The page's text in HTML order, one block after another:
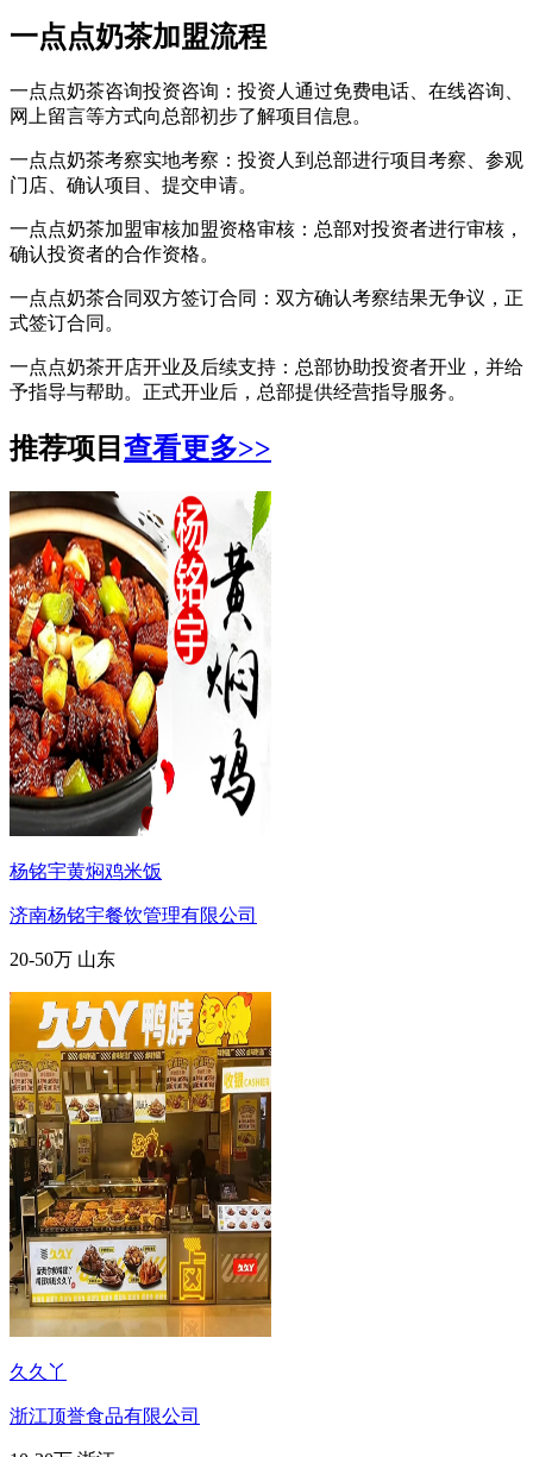
一点点奶茶加盟流程
一点点奶茶咨询投资咨询：投资人通过免费电话、在线咨询、
网上留言等方式向总部初步了解项目信息。
一点点奶茶考察实地考察： 投资人到总部进行项目考察、参观
门店、确认项目、提交申请。
一点点奶茶加盟审核加盟资格审核： 总部对投资者进行审核，
确认投资者的合作资格。
一点点奶茶合同双方签订合同： 双方确认考察结果无争议，正
式签订合同。
一点点奶茶开店开业及后续支持： 总部协助投资者开业，并给
予指导与帮助。正式开业后，总部提供经营指导服务。
推荐项目 查看更多>>
杨铭宇黄焖鸡米饭
济南杨铭宇餐饮管理有限公司
20-50万 山东
久久丫
浙江顶誉食品有限公司